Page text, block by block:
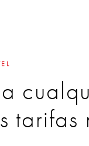
tarifas